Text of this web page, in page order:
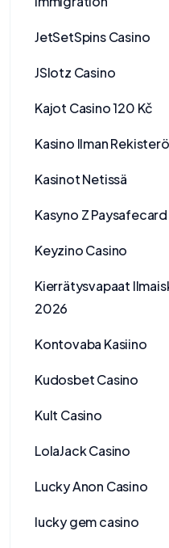
JetSetSpins Casino
JSlotz Casino
Kajot Casino 120 Kč
Kasino Ilman
Kasinot Netissä
Kasyno Z Paysafecard
Keyzino Casino
Kierrätysvapaat
2026
Kontovaba Kasiino
Kudosbet Casino
Kult Casino
LolaJack Casino
Lucky Anon Casino
lucky gem casino